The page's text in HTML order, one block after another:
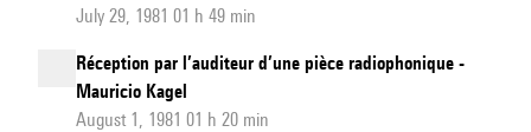
July 29, 1981 01 h 49 min
Réception par l’auditeur d’une pièce radiophonique -
Mauricio Kagel
August 1, 1981 01 h 20 min